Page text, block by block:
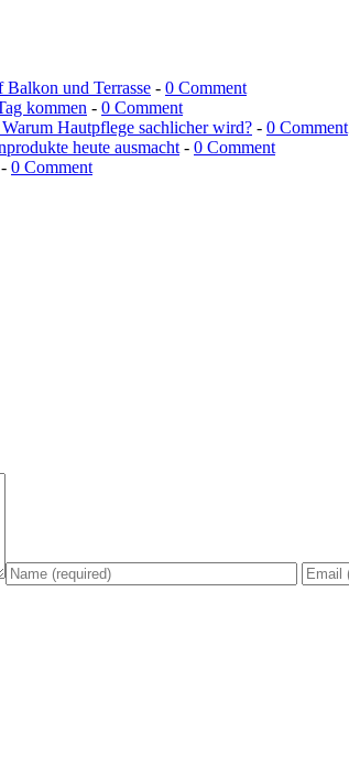
und Terrasse - 0 Comment
kommen - 0 Comment
Hautpflege sachlicher wird? - 0 Comment
heute ausmacht - 0 Comment
0 Comment